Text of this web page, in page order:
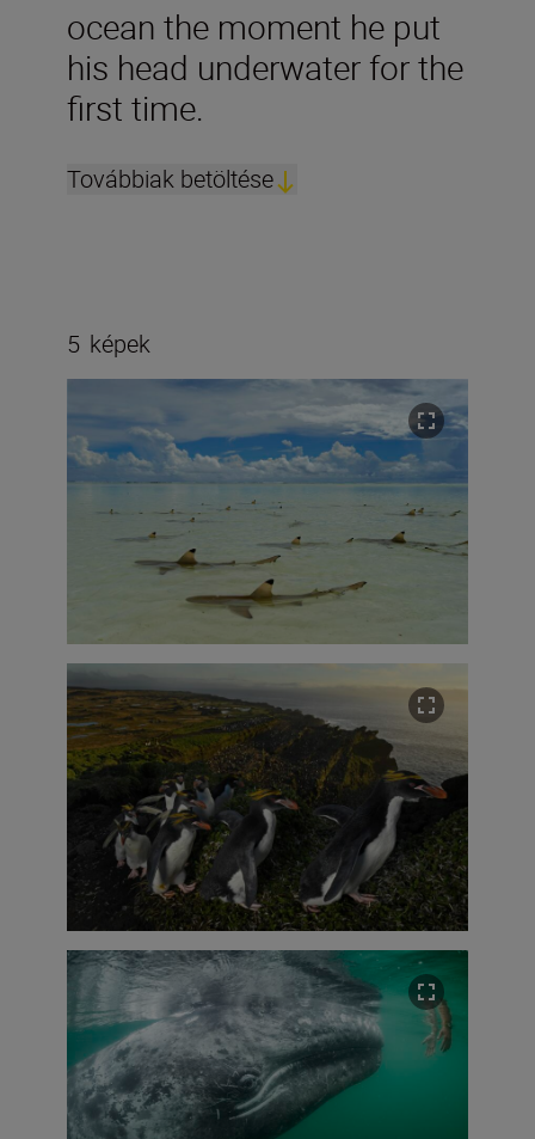
ocean the moment he put
his head underwater for the
first time.
Továbbiak betöltése
5 képek